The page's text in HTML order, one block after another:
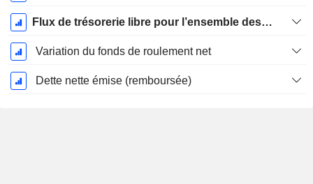
Flux de trésorerie libre pour l’ensemble des pourvoyeurs de fonds (créanciers et actionnaires) FCFF
Variation du fonds de roulement net
Dette nette émise (remboursée)